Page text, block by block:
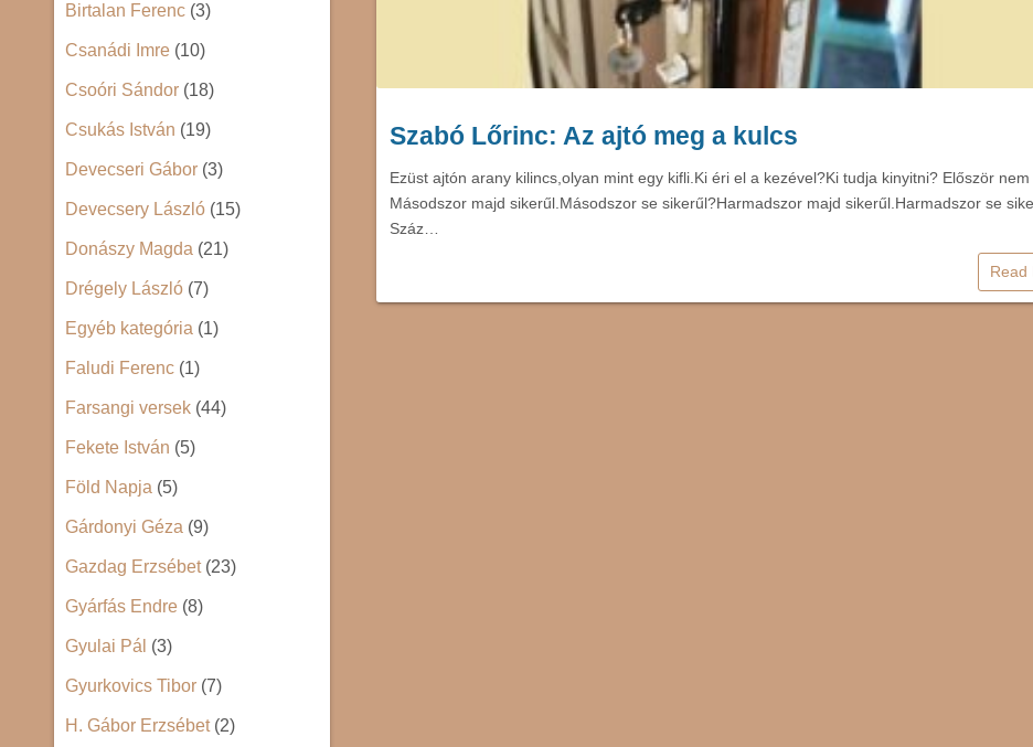
Szabó Lőrinc: Az ajtó meg a kulcs
Ezüst ajtón arany kilincs,olyan mint egy kifli.Ki éri el a kezével?Ki tudja kinyitni? Először
Másodszor majd sikerűl.Másodszor se sikerűl?Harmadszor majd sikerűl.Harmadszor se
Száz…
Read
Birtalan Ferenc (3)
Csanádi Imre (10)
Csoóri Sándor (18)
Csukás István (19)
Devecseri Gábor (3)
Devecsery László (15)
Donászy Magda (21)
Drégely László (7)
Egyéb kategória (1)
Faludi Ferenc (1)
Farsangi versek (44)
Fekete István (5)
Föld Napja (5)
Gárdonyi Géza (9)
Gazdag Erzsébet(23)
Gyárfás Endre (8)
Gyulai Pál (3)
Gyurkovics Tibor (7)
H. Gábor Erzsébet(2)